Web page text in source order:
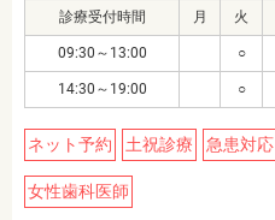
診療受付時間 月 火
09:30～13:00 ○
14:30～19:00 ○
ネット予約 土祝診療 急患対応
女性歯科医師